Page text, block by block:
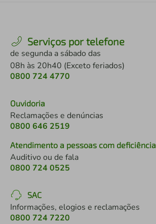
Serviços por telefone
de segunda a sábado das
08h às 20h40 (Exceto feriados)
0800 724 4770
Ouvidoria
Reclamações e denúncias
0800 646 2519
Atendimento a pessoas com deficiência
Auditivo ou de fala
0800 724 0525
SAC
Informações, elogios e reclamações
0800 724 7220